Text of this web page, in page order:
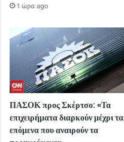
1 ώρα ago
ΠΑΣΟΚ προς Σκέρτσο: «Τα
επιχειρήματα διαρκούν μέχρι τα
επόμενα που αναιρούν τα